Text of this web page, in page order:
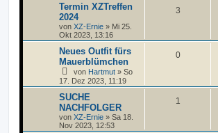
Termin XZTreffen
2024
von XZ-Ernie » Mi 25.
Okt 2023, 13:16
3
Neues Outfit fürs
Mauerblümchen
von Hartmut » So
17. Dez 2023, 11:19
0
SUCHE
NACHFOLGER
von XZ-Ernie » Sa 18.
Nov 2023, 12:53
1